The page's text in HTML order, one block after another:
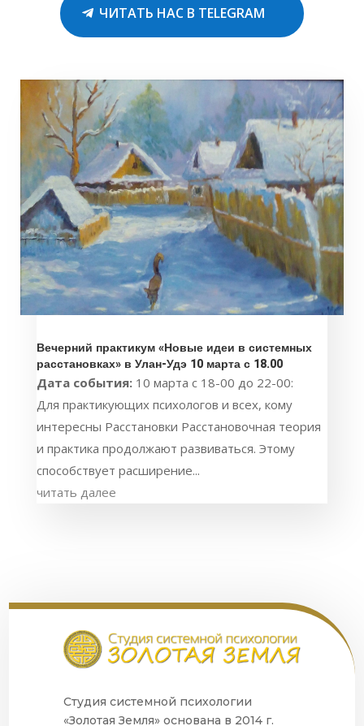
ЧИТАТЬ НАС В TELEGRAM
Вечерний практикум «Новые идеи в системных
расстановках» в Улан-Удэ 10 марта с 18.00
Дата события: 10 марта с 18-00 до 22-00:
Для практикующих психологов и всех, кому
интересны Расстановки Расстановочная теория
и практика продолжают развиваться. Этому
способствует расширение...
читать далее
Студия системной психологии
«Золотая Земля» основана в 2014 г.